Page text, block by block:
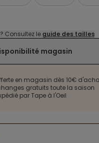
Consultez le guide des tailles
magasin
en magasin dès 10€
gratuits toute la saison
par Tape à l'Oeil